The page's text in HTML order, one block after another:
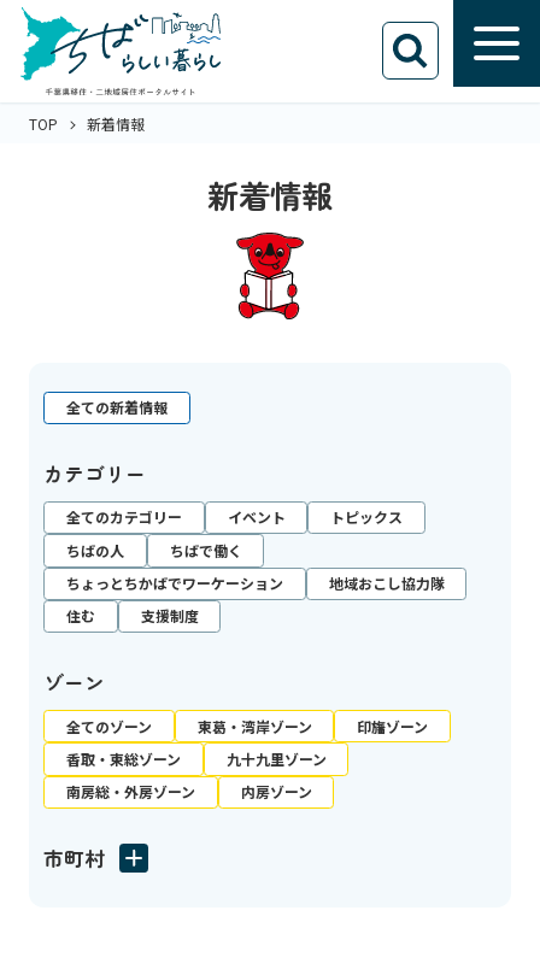
TOP 新着情報
新着情報
全ての新着情報
カテゴリー
全てのカテゴリー イベント
トピックス
ちばの人
ちばで働く
ちょっとちかばでワーケーション
地域おこし協力隊
住む
支援制度
ゾーン
全てのゾーン 東葛・湾岸ゾーン
印旛ゾーン
香取・東総ゾーン
九十九里ゾーン
南房総・外房ゾーン
内房ゾーン
市町村